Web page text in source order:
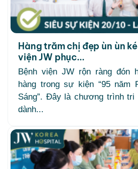
Hàng trăm chị đẹp ùn ùn
viện JW phục...
Bệnh viện JW rộn ràng đón
hàng trong sự kiện “95 năm
Sáng”. Đây là chương trình tri
dành...